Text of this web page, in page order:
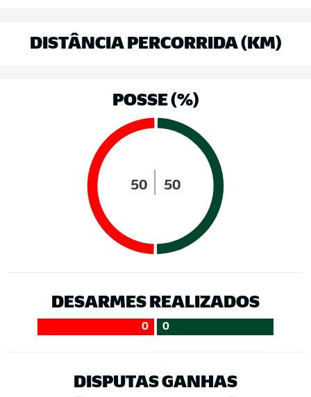
DISTÂNCIA PERCORRIDA (KM)
POSSE (%)
50 50
DESARMES REALIZADOS
0 0
DISPUTAS GANHAS